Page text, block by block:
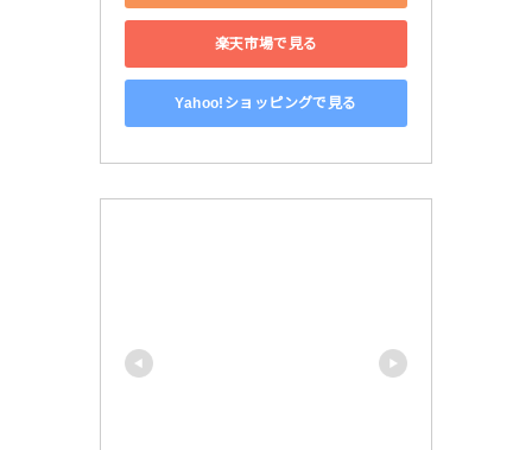
楽天市場で見る
Yahoo!ショッピングで見る